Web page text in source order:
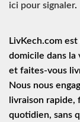
ici pour signaler.
LivKech.com
domicile dans la
et faites-vous
Nous nous
livraison rapide,
quotidien, sans